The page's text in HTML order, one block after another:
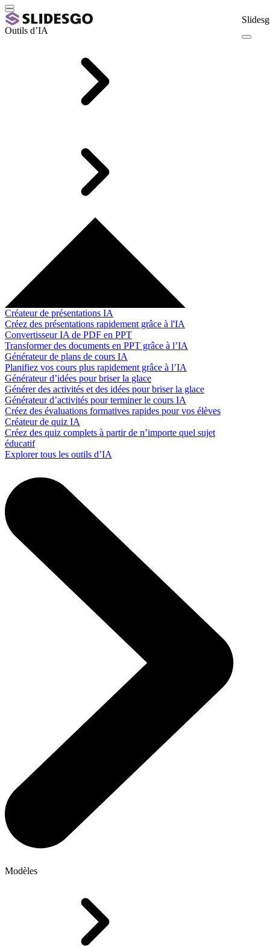
Outils d’IA
Créateur de présentations IA
Créez des présentations rapidement grâce à l'IA
Convertisseur IA de PDF en PPT
Transformer des documents en PPT grâce à l’IA
Générateur de plans de cours IA
Planifiez vos cours plus rapidement grâce à l’IA
Générateur d’idées pour briser la glace
Générer des activités et des idées pour briser la glace
Générateur d’activités pour terminer le cours IA
Créez des évaluations formatives rapides pour vos élèves
Créateur de quiz IA
Créez des quiz complets à partir de n’importe quel sujet
éducatif
Explorer tous les outils d’IA
Modèles